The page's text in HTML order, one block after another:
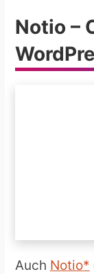
Notio –
Auch Notio